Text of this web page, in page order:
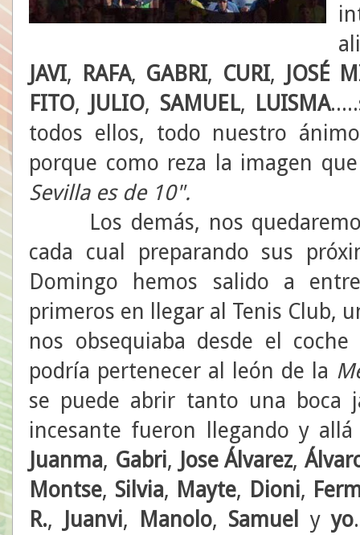
JAVI, RAFA, GABRI, CURI,
JOSÉ
FITO, JULIO, SAMUEL, LUISMA
todos ellos, todo nuestro
porque como reza la imagen
Sevilla es de 10".
Los demás, nos
cada cual preparando sus
Domingo hemos salido a
primeros en llegar al Tenis Club,
nos obsequiaba desde el
podría pertenecer al león de la
se puede abrir tanto una boca
incesante fueron llegando y
Juanma, Gabri, Jose Álvarez,
Montse, Silvia, Mayte, Dioni,
R., Juanvi, Manolo, Samuel yyo